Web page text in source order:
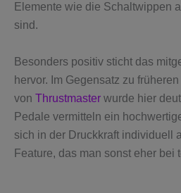
Elemente wie die Schaltwippen
sind.
Besonders positiv sticht das
hervor. Im Gegensatz zu
von Thrustmaster wurde hier
Pedale vermitteln ein
sich in der Druckkraft individuell
Feature, das man sonst eher bei